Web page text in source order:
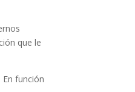
que le
función